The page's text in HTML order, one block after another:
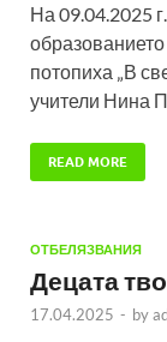
На 09.04.2025
потопиха „В
учители Нина
READ MORE
ОТБЕЛЯЗВАНИЯ
Децата
17.04.2025 - by